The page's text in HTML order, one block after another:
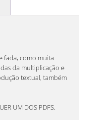
fada, como muita
da multiplicação e
textual, também
UM DOS PDFS.